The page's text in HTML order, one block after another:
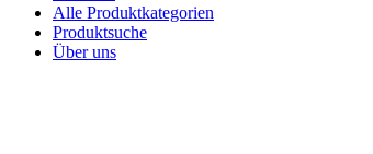
Alle Produktkategorien
Produktsuche
Über uns